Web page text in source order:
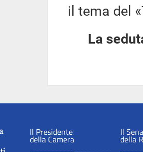
il tema del
La
Il Presidente
della Camera
Il
della